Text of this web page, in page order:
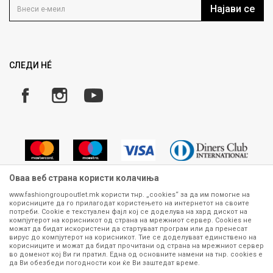
Кариера
Како да купите
Замена и рефундација на производи
Плаќање
Најави се
СЛЕДИ НÉ
Сите информации околу производите кои се изложени на нашата
онлајн продавница се стремиме да бидат конкретни, точни и прецизни,
меѓутоа не можеме да гарантираме дека се без ниту една грешка или
пак дека сите производи во моментот се достапни на залиха.
Фотографиите се најверодостојниот приказ на производот. Доколку
дојде до потреба за замена на производ или рефундација, процедурата
Оваа веб страна користи колачиња
www.fashiongroupoutlet.mk користи тнр. „cookies“ за да им помогне на
корисниците да го прилагодат користењето на интернетот на своите
потреби. Cookie е текстуален фајл кој се доделува на хард дискот на
компјутерот на корисникот од страна на мрежниот сервер. Cookies не
можат да бидат искористени да стартуваат програм или да пренесат
вирус до компјутерот на корисникот. Тие се доделуваат единствено на
корисниците и можат да бидат прочитани од страна на мрежниот сервер
во доменот кој Ви ги пратил. Една од основните намени на тнр. сookies е
да Ви обезбеди погодности кои ќе Ви заштедат време.